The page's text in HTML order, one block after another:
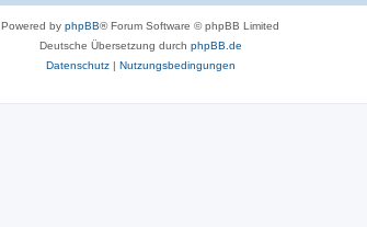
Powered by phpBB® Forum Software © phpBB Limited
Deutsche Übersetzung durch phpBB.de
Datenschutz| Nutzungsbedingungen